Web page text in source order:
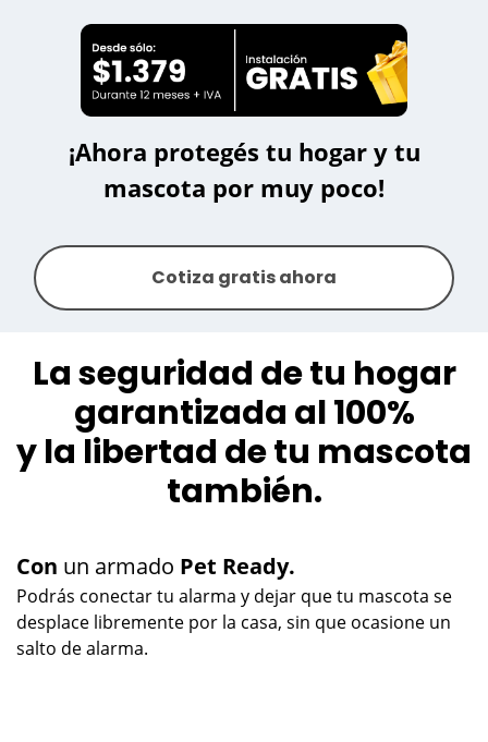
¡Ahora protegés tu hogar y tu
mascota por muy poco!
Cotiza gratis ahora
La seguridad de tu hogar
garantizada al 100%
y la libertad de tu mascota
también.
Con un armado Pet Ready.
Podrás conectar tu alarma y dejar que tu mascota se
desplace libremente por la casa, sin que ocasione un
salto de alarma.